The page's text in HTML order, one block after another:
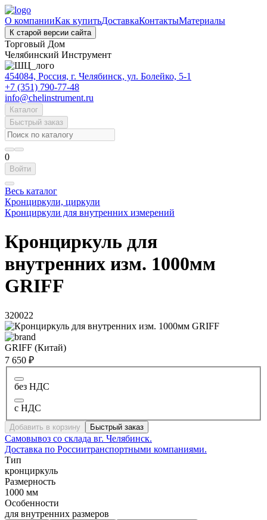
О компанииКак купитьДоставкаКонтактыМатериалы
К старой версии сайта
Торговый Дом
Челябинский Инструмент
454084, Россия, г. Челябинск, ул. Болейко, 5-1
+7 (351) 790-77-48
info@chelinstrument.ru
Каталог
Быстрый заказ
0
Войти
Весь каталог
Кронциркули, циркули
Кронциркули для внутренних измерений
Кронциркуль для
внутренних изм. 1000мм
GRIFF
320022
GRIFF (Китай)
7 650 ₽
без НДС
с НДС
Добавить в корзину Быстрый заказ
Самовывоз со склада вг. Челябинск.
Доставка по Россиитранспортными компаниями.
Тип
кронциркуль
Размерность
1000 мм
Особенности
для внутренних размеров